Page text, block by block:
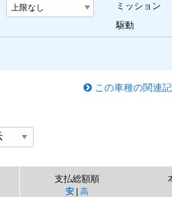
ミッション
駆動
この車種の関連
支払総額順
安| 高